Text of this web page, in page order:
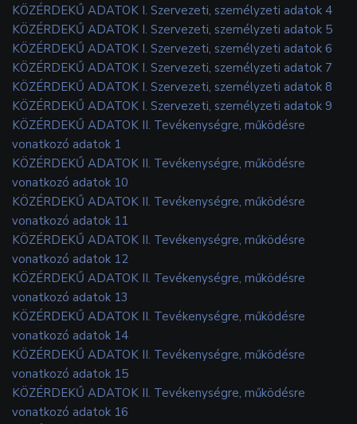
KÖZÉRDEKŰ ADATOK I. Szervezeti, személyzeti adatok 4
KÖZÉRDEKŰ ADATOK I. Szervezeti, személyzeti adatok 5
KÖZÉRDEKŰ ADATOK I. Szervezeti, személyzeti adatok 6
KÖZÉRDEKŰ ADATOK I. Szervezeti, személyzeti adatok 7
KÖZÉRDEKŰ ADATOK I. Szervezeti, személyzeti adatok 8
KÖZÉRDEKŰ ADATOK I. Szervezeti, személyzeti adatok 9
KÖZÉRDEKŰ ADATOK II. Tevékenységre, működésre
vonatkozó adatok 1
KÖZÉRDEKŰ ADATOK II. Tevékenységre, működésre
vonatkozó adatok 10
KÖZÉRDEKŰ ADATOK II. Tevékenységre, működésre
vonatkozó adatok 11
KÖZÉRDEKŰ ADATOK II. Tevékenységre, működésre
vonatkozó adatok 12
KÖZÉRDEKŰ ADATOK II. Tevékenységre, működésre
vonatkozó adatok 13
KÖZÉRDEKŰ ADATOK II. Tevékenységre, működésre
vonatkozó adatok 14
KÖZÉRDEKŰ ADATOK II. Tevékenységre, működésre
vonatkozó adatok 15
KÖZÉRDEKŰ ADATOK II. Tevékenységre, működésre
vonatkozó adatok 16